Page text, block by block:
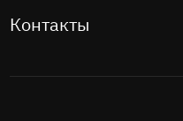
Контакты